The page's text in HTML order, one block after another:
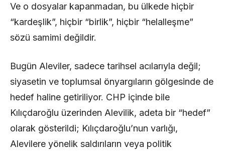
Ve o dosyalar kapanmadan, bu ülkede hiçbir
“kardeşlik”, hiçbir “birlik”, hiçbir “helalleşme”
sözü samimi değildir.
Bugün Aleviler, sadece tarihsel acılarıyla değil;
siyasetin ve toplumsal önyargıların gölgesinde de
hedef haline getiriliyor. CHP içinde bile
Kılıçdaroğlu üzerinden Alevilik, adeta bir “hedef”
olarak gösterildi; Kılıçdaroğlu’nun varlığı,
Alevilere yönelik saldırıların veya politik